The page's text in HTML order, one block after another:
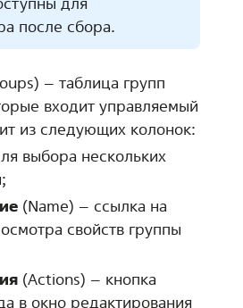
после сбора.
– таблица групп
входит управляемый
из следующих колонок:
выбора нескольких
(Name) – ссылка на
свойств группы
(Actions) – кнопка
в окно редактирования